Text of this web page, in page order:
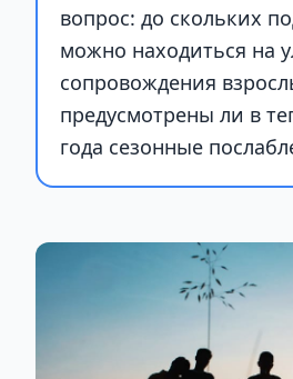
вопрос: до скольких
можно находиться на
сопровождения
предусмотрены ли в
года сезонные